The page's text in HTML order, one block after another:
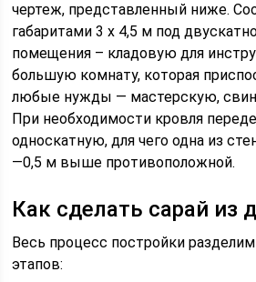
чертеж, представленный ниже.
габаритами 3 х 4,5 м под
помещения – кладовую для
большую комнату, которая
любые нужды — мастерскую,
При необходимости кровля
односкатную, для чего одна из
—0,5 м выше противоположной.
Как сделать сарай из
Весь процесс постройки
этапов: